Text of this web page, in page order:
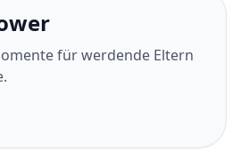
für werdende Eltern